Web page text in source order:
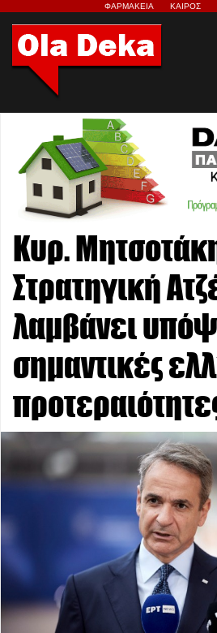
ΦΑΡΜΑΚΕΙΑ ΚΑΙΡΟΣ
Κυρ.
Στρατηγική
λαμβάνει
σημαντικές